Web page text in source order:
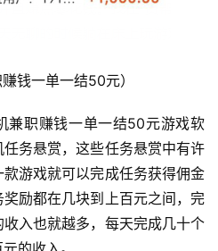
钱一单一结50元）
兼职赚钱一单一结50元游戏软
务悬赏，这些任务悬赏中有许
游戏就可以完成任务获得佣金
励都在几块到上百元之间，完
入也就越多，每天完成几十个